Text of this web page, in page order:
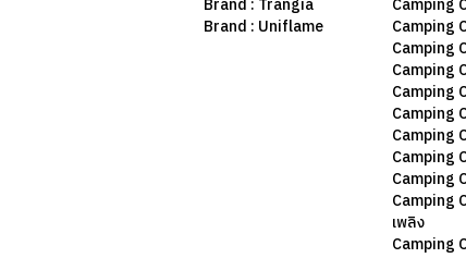
Brand : Uniflame
Camping
Camping
Camping
Camping
Camping
Camping
Camping
Camping
Camping
เพลิง
Camping